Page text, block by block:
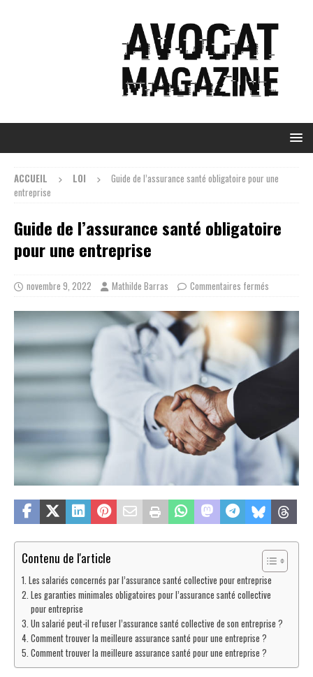
ACCUEIL LOI
Guide de l’assurance santé obligatoire pour une
entreprise
Guide de l’assurance santé obligatoire
pour une entreprise
novembre 9, 2022 Mathilde Barras Commentaires fermés
Contenu de l'article
Les salariés concernés par l’assurance santé collective pour entreprise
Les garanties minimales obligatoires pour l’assurance santé collective
pour entreprise
Un salarié peut-il refuser l’assurance santé collective de son entreprise ?
Comment trouver la meilleure assurance santé pour une entreprise ?
Comment trouver la meilleure assurance santé pour une entreprise ?